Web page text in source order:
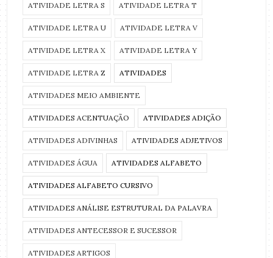
ATIVIDADE LETRA S ATIVIDADE LETRA T
ATIVIDADE LETRA U ATIVIDADE LETRA V
ATIVIDADE LETRA X ATIVIDADE LETRA Y
ATIVIDADE LETRA Z ATIVIDADES
ATIVIDADES MEIO AMBIENTE
ATIVIDADES ACENTUAÇÃO ATIVIDADES ADIÇÃO
ATIVIDADES ADIVINHAS ATIVIDADES ADJETIVOS
ATIVIDADES ÁGUA ATIVIDADES ALFABETO
ATIVIDADES ALFABETO CURSIVO
ATIVIDADES ANÁLISE ESTRUTURAL DA PALAVRA
ATIVIDADES ANTECESSOR E SUCESSOR
ATIVIDADES ARTIGOS